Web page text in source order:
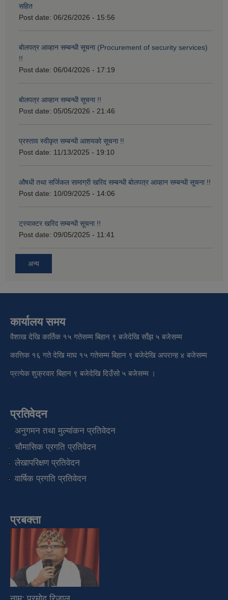
सहित
Post date: 06/26/2026 - 15:56
बोलपत्र आव्हान सम्बन्धी सूचना (Procurement of security services)
!!
Post date: 06/04/2026 - 17:19
बोलपत्र आव्हान सम्बन्धी सूचना !!
Post date: 05/05/2026 - 21:46
प्रस्ताव स्वीकृत सम्बन्धी आशयको सूचना !!
Post date: 11/13/2025 - 19:10
औषधी तथा सर्जिकल सामाग्री खरिद सम्बन्धी बोलपत्र आव्हान सम्बन्धी सूचना !!
Post date: 10/09/2025 - 14:06
ट्रयाक्टर खरिद सम्बन्धी सूचना !!
Post date: 09/05/2025 - 11:41
अन्य
कार्यालय समय
वैशाख देखि कार्तिक १५ गतेसम्म बिहान ९ बजेदेखि साँझ ५ बजेसम्म
कात्तिक १६ गते देखि माघ १५ गतेसम्म बिहान ९ बजेदेखि अपरान्ह ४ बजेसम्म
प्रत्येक शुक्रवार बिहान ९ बजेदेखि दिउँसो ५ बजेसम्म ।
प्रतिवेदन
अनुगमन तथा मुल्यांकन प्रतिवेदन
चौमासिक प्रगति प्रतिवेदन
लेखापरिक्षण प्रतिवेदन
वार्षिक प्रगति प्रतिवेदन
प्रबक्ता